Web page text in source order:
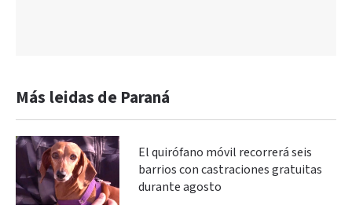
Más leidas de Paraná
El quirófano móvil recorrerá seis
barrios con castraciones gratuitas
durante agosto